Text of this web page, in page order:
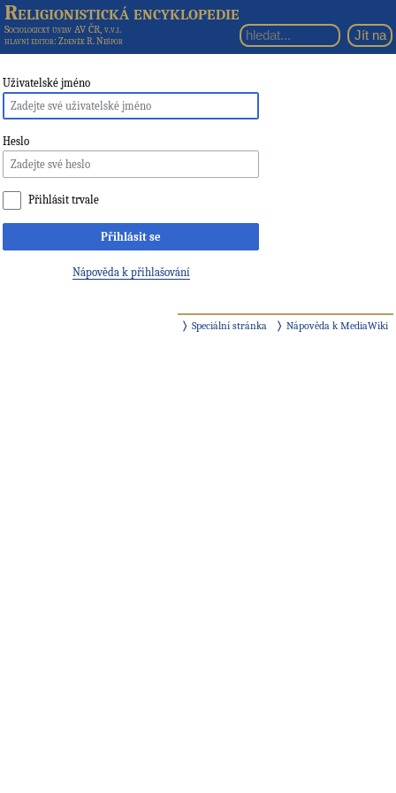
Religionistická encyklopedie
Sociologický ústav AV ČR, v.v.i.
hlavní editor: Zdeněk R. Nešpor
Uživatelské jméno
Heslo
Přihlásit trvale
Přihlásit se
Nápověda k přihlašování
Speciální stránka Nápověda k MediaWiki